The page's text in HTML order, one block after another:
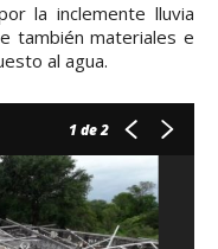
la inclemente lluvia
también materiales e
al agua.
1de 2